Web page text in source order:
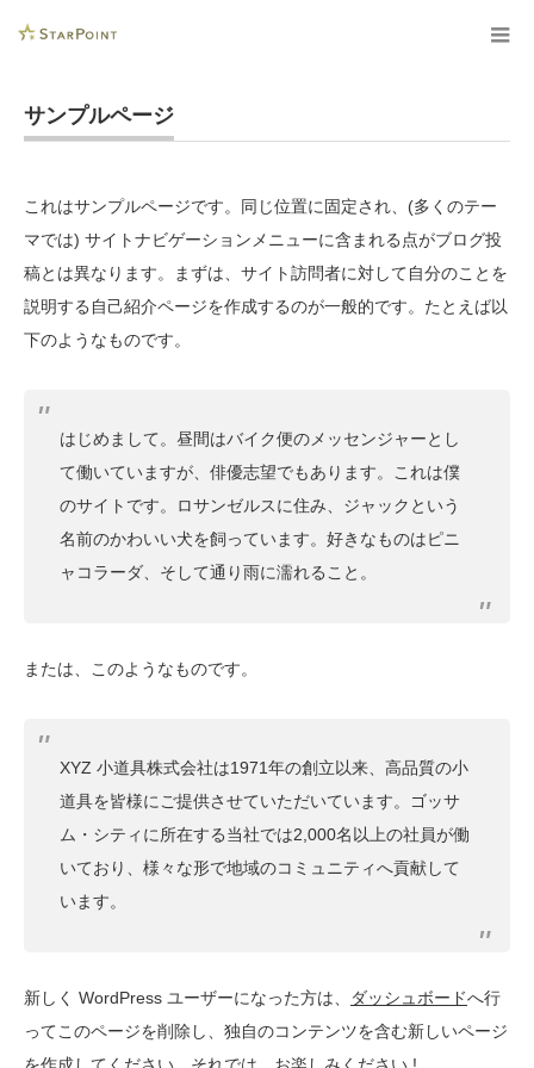
サンプルページ
これはサンプルページです。同じ位置に固定され、(多くのテー
マでは) サイトナビゲーションメニューに含まれる点がブログ投
稿とは異なります。まずは、サイト訪問者に対して自分のことを
説明する自己紹介ページを作成するのが一般的です。たとえば以
下のようなものです。
はじめまして。昼間はバイク便のメッセンジャーとし
て働いていますが、俳優志望でもあります。これは僕
のサイトです。ロサンゼルスに住み、ジャックという
名前のかわいい犬を飼っています。好きなものはピニ
ャコラーダ、そして通り雨に濡れること。
または、このようなものです。
XYZ 小道具株式会社は1971年の創立以来、高品質の小
道具を皆様にご提供させていただいています。ゴッサ
ム・シティに所在する当社では2,000名以上の社員が働
いており、様々な形で地域のコミュニティへ貢献して
います。
新しく WordPress ユーザーになった方は、 ダッシュボードへ行
ってこのページを削除し、独自のコンテンツを含む新しいページ